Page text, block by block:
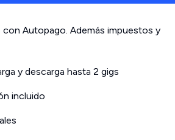
con Autopago. Además impuestos y
y descarga hasta 2 gigs
incluido